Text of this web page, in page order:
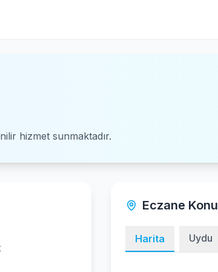
hizmet sunmaktadır.
Eczane
Harita Uydu